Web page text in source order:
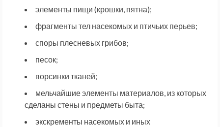
элементы пищи (крошки, пятна);
фрагменты тел насекомых и птичьих перьев;
споры плесневых грибов;
песок;
ворсинки тканей;
мельчайшие элементы материалов, из которых
сделаны стены и предметы быта;
экскременты насекомых и иных